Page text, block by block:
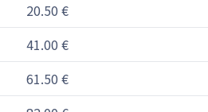
20.50 €
41.00 €
61.50 €